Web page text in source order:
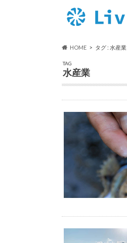
HOME タグ : 水産業
TAG
水産業